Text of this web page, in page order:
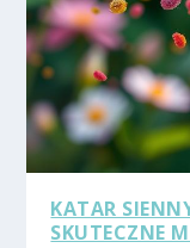
KATAR
SKUTECZNE